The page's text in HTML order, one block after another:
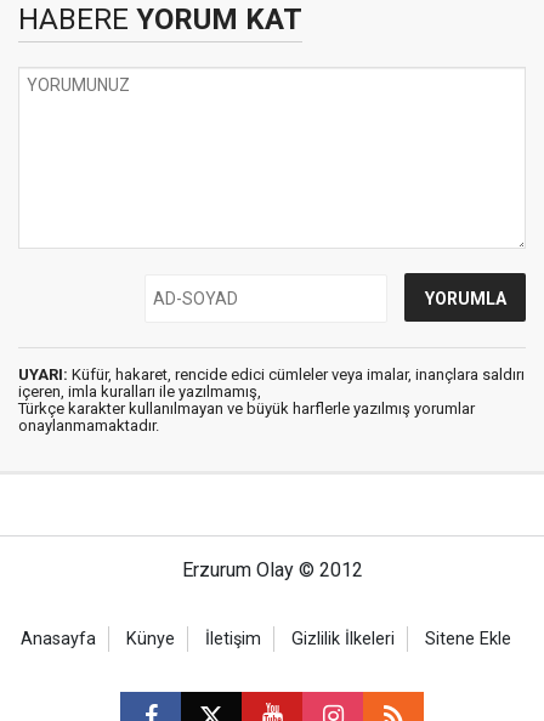
HABERE YORUM KAT
UYARI: Küfür, hakaret, rencide edici cümleler veya imalar, inançlara saldırı
içeren, imla kuralları ile yazılmamış,
Türkçe karakter kullanılmayan ve büyük harflerle yazılmış yorumlar
onaylanmamaktadır.
Erzurum Olay © 2012
Anasayfa Künye İletişim Gizlilik İlkeleri Sitene Ekle